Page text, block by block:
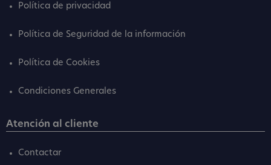
Política de privacidad
Política de Seguridad de la información
Política de Cookies
Condiciones Generales
Atención al cliente
Contactar